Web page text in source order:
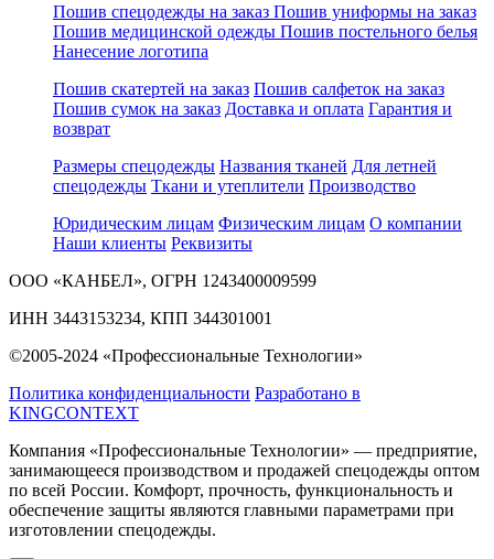
Пошив спецодежды на заказ Пошив униформы на заказ
Пошив медицинской одежды Пошив постельного белья
Нанесение логотипа
Пошив скатертей на заказ Пошив салфеток на заказ
Пошив сумок на заказ Доставка и оплата Гарантия и
возврат
Размеры спецодежды Названия тканей Для летней
спецодежды Ткани и утеплители Производство
Юридическим лицам Физическим лицам О компании
Наши клиенты Реквизиты
ООО «КАНБЕЛ», ОГРН 1243400009599
ИНН 3443153234, КПП 344301001
©2005-2024 «Профессиональные Технологии»
Политика конфиденциальности Разработано в
KINGCONTEXT
Компания «Профессиональные Технологии» — предприятие,
занимающееся производством и продажей спецодежды оптом
по всей России. Комфорт, прочность, функциональность и
обеспечение защиты являются главными параметрами при
изготовлении спецодежды.